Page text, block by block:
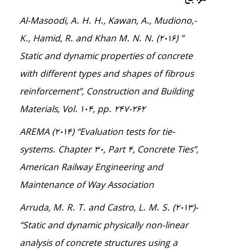
-Al-Masoodi, A. H. H., Kawan, A., Mudiono,
K., Hamid, R. and Khan M. N. N. (2016) ”
Static and dynamic properties of concrete
with different types and shapes of fibrous
reinforcement”, Construction and Building
Materials, Vol. 104, pp. 247-262
-AREMA (2014) “Evaluation tests for tie
systems. Chapter 30, Part 4, Concrete Ties”,
American Railway Engineering and
Maintenance of Way Association
-Arruda, M. R. T. and Castro, L. M. S. (2013)
“Static and dynamic physically non-linear
analysis of concrete structures using a